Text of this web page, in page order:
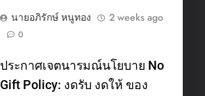
นายอภิรักษ์ หนูทอง
2 weeks ago
0
ประกาศเจตนารมณ์นโยบาย No
Gift Policy: งดรับ งดให้ ของ